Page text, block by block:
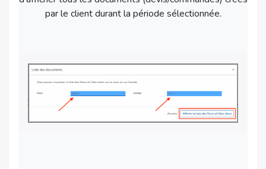
par le client durant la période sélectionnée.